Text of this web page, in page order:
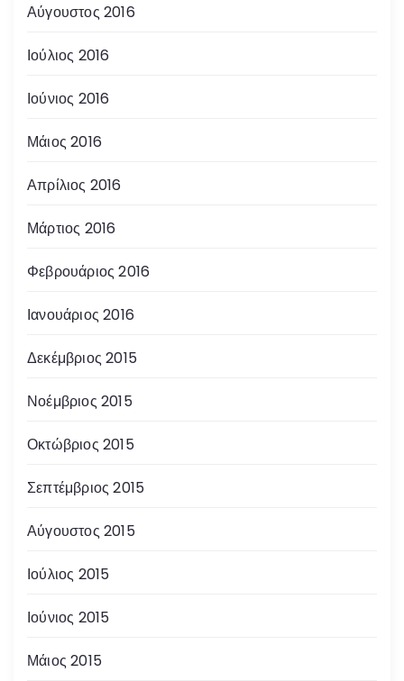
Αύγουστος 2016
Ιούλιος 2016
Ιούνιος 2016
Μάιος 2016
Απρίλιος 2016
Μάρτιος 2016
Φεβρουάριος 2016
Ιανουάριος 2016
Δεκέμβριος 2015
Νοέμβριος 2015
Οκτώβριος 2015
Σεπτέμβριος 2015
Αύγουστος 2015
Ιούλιος 2015
Ιούνιος 2015
Μάιος 2015